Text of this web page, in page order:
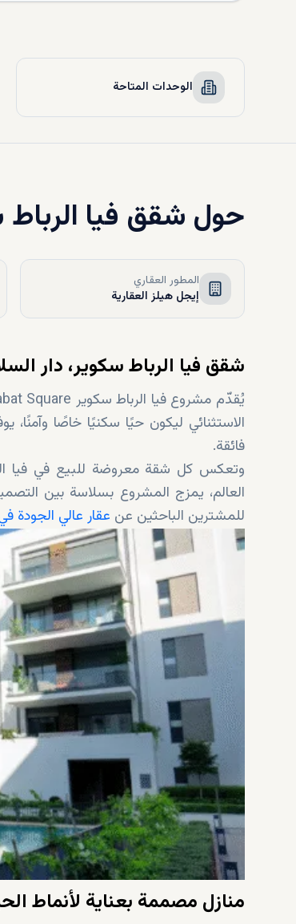
الوحدات المتاحة
حول شقق فيا
المطور العقاري
إيجل هيلز العقارية
شقق فيا الرباط سكوير، دار
الاستثنائي ليكون حيًا سكنيًا خاصًا
فائقة.
وتعكس كل شقة معروضة للبيع في فيا
العالم، يمزج المشروع بسلاسة بين
للمشترين الباحثين عن عقار عالي الجودة
منازل مصممة بعناية لأنماط